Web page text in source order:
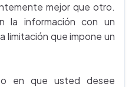
mejor que otro.
la información con un
limitación que impone un
en que usted desee